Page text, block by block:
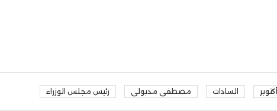
أكتوبر السادات مصطفى مدبولى رئيس مجلس الوزراء